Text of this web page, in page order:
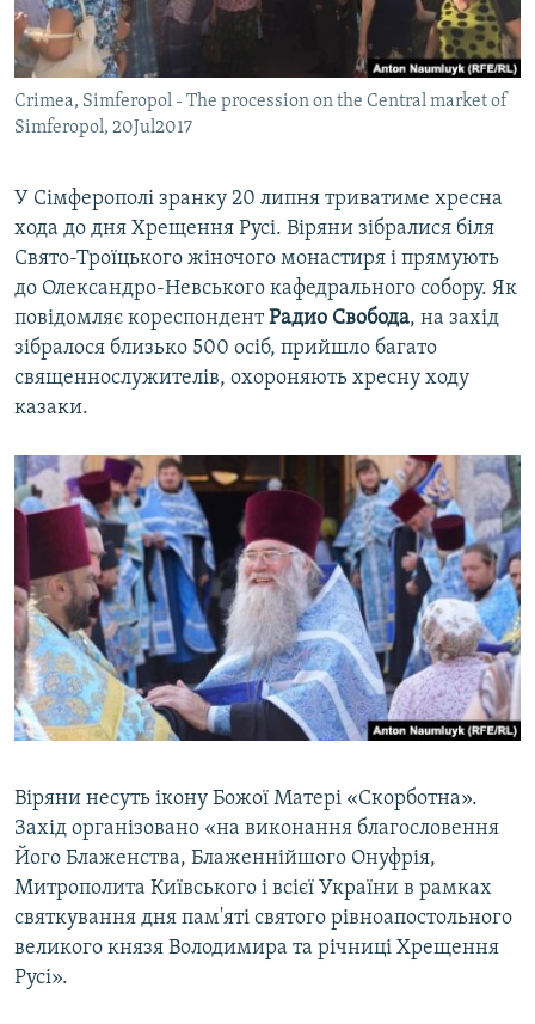
ВІДЕОУРОКИ «ELIFBE»
СВІДЧЕННЯ ОКУПАЦІЇ
УКРАЇНСЬКА ПРОБЛЕМА КРИМУ
Русский
Qırımtatar
Усі сайти RFE/RL
Crimea, Simferopol - The procession on the Central market of
Simferopol, 20Jul2017
У Сімферополі зранку 20 липня триватиме хресна
хода до дня Хрещення Русі. Віряни зібралися біля
Свято-Троїцького жіночого монастиря і прямують
до Олександро-Невського кафедрального собору. Як
повідомляє кореспондентРадио Свобода, на захід
зібралося близько 500 осіб, прийшло багато
священнослужителів, охороняють хресну ходу
казаки.
Віряни несуть ікону Божої Матері «Скорботна».
Захід організовано «на виконання благословення
Його Блаженства, Блаженнійшого Онуфрія,
Митрополита Київського і всієї України в рамках
святкування дня пам'яті святого рівноапостольного
великого князя Володимира та річниці Хрещення
Русі».